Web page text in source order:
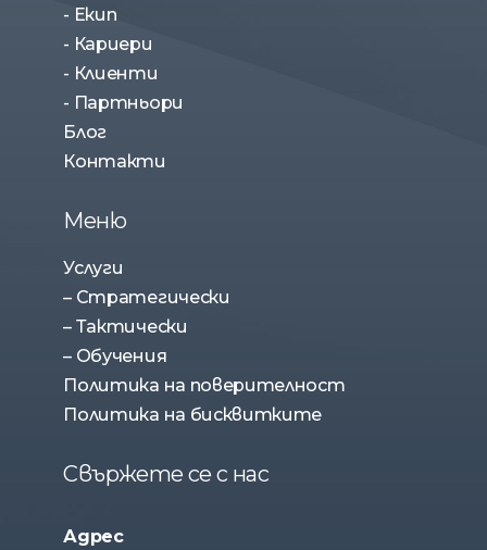
- Екип
- Кариери
- Клиенти
- Партньори
Блог
Контакти
Меню
Услуги
– Стратегически
– Тактически
– Обучения
Политика на поверителност
Политика на бисквитките
Свържете се с нас
Адрес